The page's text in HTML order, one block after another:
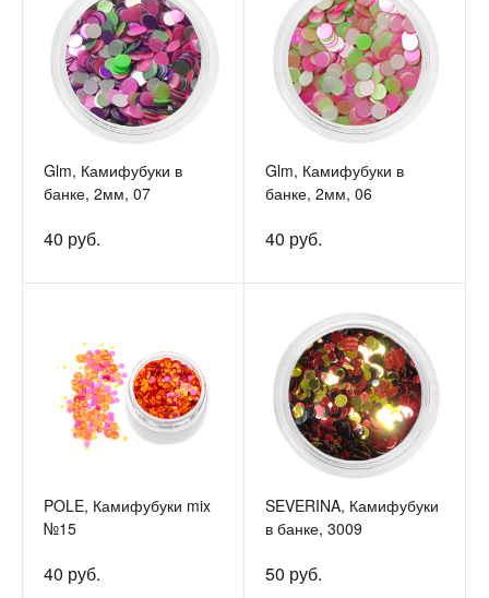
Glm, Камифубуки в
банке, 2мм, 07
40 руб.
Glm, Камифубуки в
банке, 2мм, 06
40 руб.
POLE, Камифубуки mix
№15
40 руб.
SEVERINA, Камифубуки
в банке, 3009
50 руб.